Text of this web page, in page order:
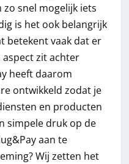
snel mogelijk iets
is het ook belangrijk
betekent vaak dat er
zit achter
heeft daarom
ontwikkeld zodat je
en producten
simpele druk op de
aan te
Wij zetten het